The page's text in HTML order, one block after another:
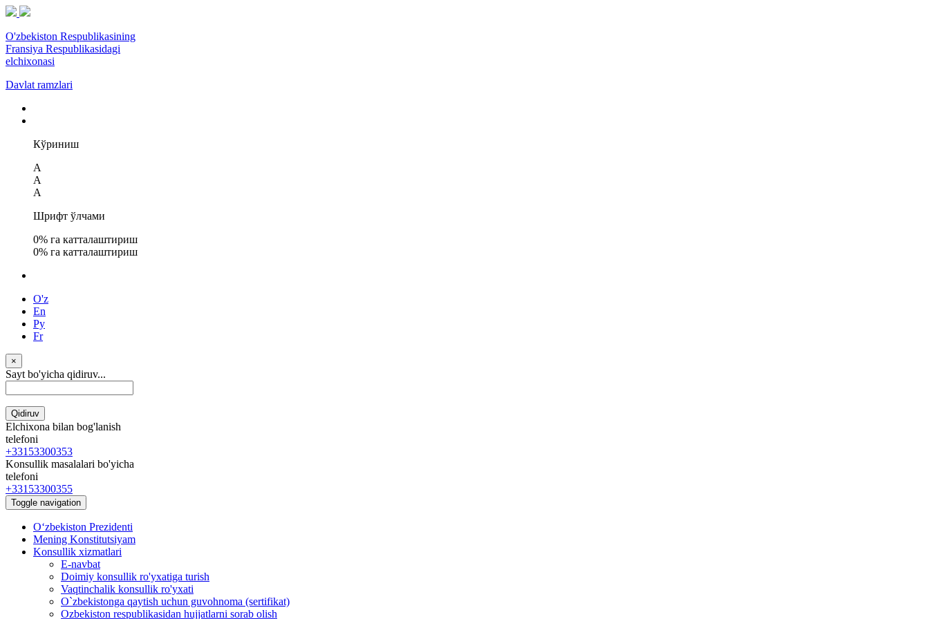
O'zbekiston Respublikasining
Fransiya Respublikasidagi
elchixonasi
Davlat ramzlari
Кўриниш
A
A
A
Шрифт ўлчами
0% га катталаштириш
0% га катталаштириш
O'z
En
Ру
Fr
×
Sayt bo'yicha qidiruv...
Qidiruv
Elchixona bilan bog'lanish
telefoni
+33153300353
Konsullik masalalari bo'yicha
telefoni
+33153300355
Toggle navigation
Oʻzbekiston Prezidenti
Mening Konstitutsiyam
Konsullik xizmatlari
E-navbat
Doimiy konsullik ro'yxatiga turish
Vaqtinchalik konsullik ro'yxati
O`zbekistonga qaytish uchun guvohnoma (sertifikat)
Ozbekiston respublikasidan hujjatlarni sorab olish